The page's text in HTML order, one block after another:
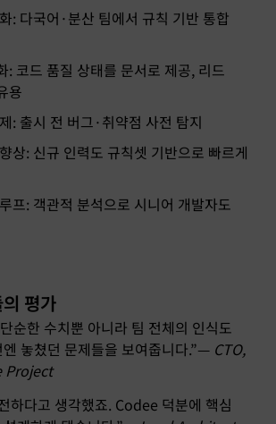
: 다국어·분산 팀에서 규칙 기반 통합
: 코드 품질 상태를 문서로 제공, 리드
용
: 출시 전 버그·취약점 사전 탐지
상: 신규 인력도 규칙셋 기반으로 빠르게
프: 객관적 분석으로 시니어 개발자도
평가
순한 수치뿐 아니라 팀 전체의 인식도
놓쳤던 문제들을 보여줍니다.”— CTO,
Project
하다고 생각했죠. Codee 덕분에 핵심